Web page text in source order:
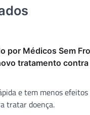
por Médicos Sem
tratamento
e tem menos
tratar doença.